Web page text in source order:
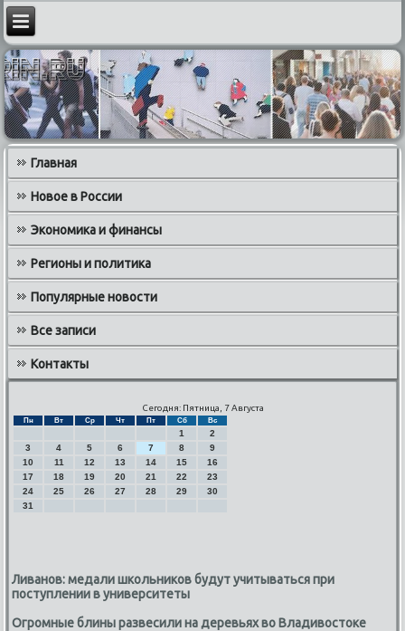
Главная
Новое в России
Экономика и финансы
Регионы и политика
Популярные новости
Все записи
Контакты
Сегодня: Пятница, 7 Августа
Пн Вт Ср Чт Пт Сб Вс
1
2
3
4 5 6 7 8
9
10
11 12 13 14 15
16
17
18 19 20 21 22
23
24
25 26 27 28 29
30
31
Ливанов: медали школьников будут учитываться при
поступлении в университеты
Огромные блины развесили на деревьях во Владивостоке